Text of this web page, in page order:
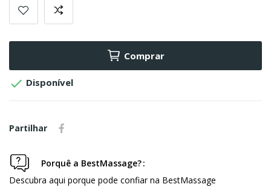
Comprar
 Disponível
Partilhar
Porquê a BestMassage?
Descubra aqui porque pode confiar na BestMassage